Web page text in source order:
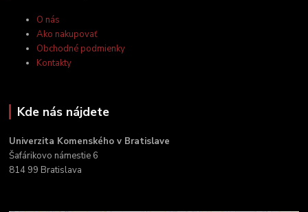
O nás
Ako nakupovať
Obchodné podmienky
Kontakty
Kde nás nájdete
Univerzita Komenského v Bratislave
Šafárikovo námestie 6
814 99 Bratislava